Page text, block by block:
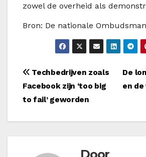
zowel de overheid als
Bron: De nationale Ombudsman
Bericht
navigatie
De
en
Techbedrijven zoals
Facebook zijn ‘too big
to fail’ geworden